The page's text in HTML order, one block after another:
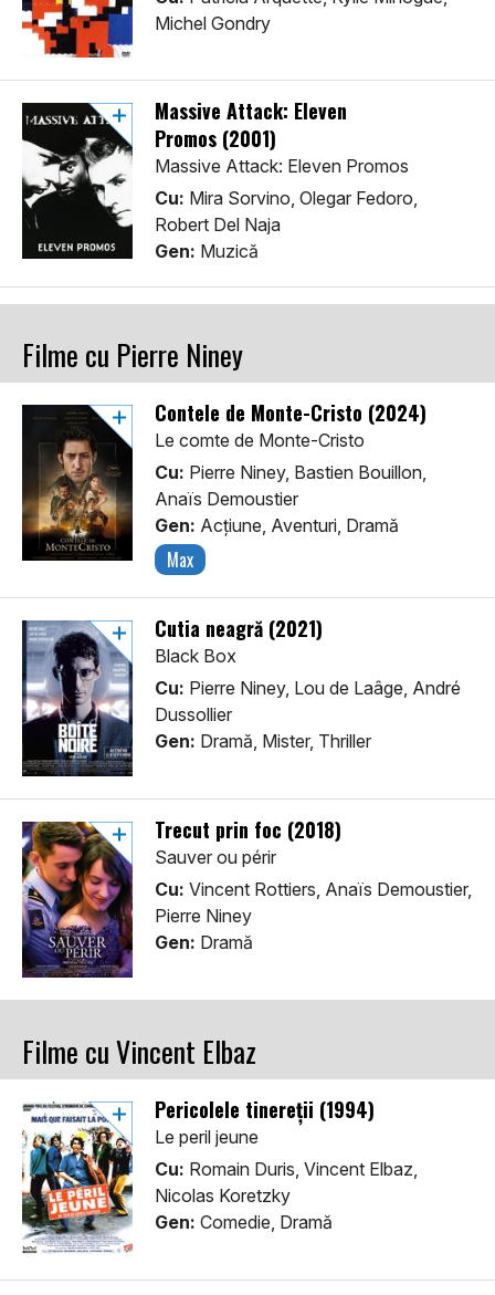
Michel Gondry
Massive Attack: Eleven
Promos (2001)
Massive Attack: Eleven Promos
Cu: Mira Sorvino, Olegar Fedoro,
Robert Del Naja
Gen: Muzică
Filme cu Pierre Niney
Contele de Monte-Cristo (2024)
Le comte de Monte-Cristo
Cu: Pierre Niney, Bastien Bouillon,
Anaïs Demoustier
Gen: Acţiune, Aventuri, Dramă
Max
Cutia neagră (2021)
Black Box
Cu: Pierre Niney, Lou de Laâge, André
Dussollier
Gen: Dramă, Mister, Thriller
Trecut prin foc (2018)
Sauver ou périr
Cu: Vincent Rottiers, Anaïs Demoustier,
Pierre Niney
Gen: Dramă
Filme cu Vincent Elbaz
Pericolele tinereții (1994)
Le peril jeune
Cu: Romain Duris, Vincent Elbaz,
Nicolas Koretzky
Gen: Comedie, Dramă